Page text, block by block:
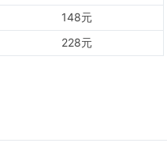
148元
228元